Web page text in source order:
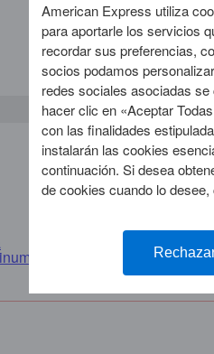
VENTAJAS Y
Membership
Recomendar la
Pagos móviles
Aplicación móvil
American Express utiliza
para aportarle los servicios
recordar sus preferencias,
socios podamos
redes sociales asociadas
hacer clic en «Aceptar
con las finalidades
instalarán las cookies
continuación. Si desea
de cookies cuando lo